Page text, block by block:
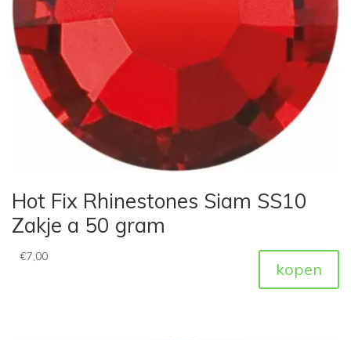
Hot Fix Rhinestones Siam SS10
Zakje a 50 gram
€7,00
kopen